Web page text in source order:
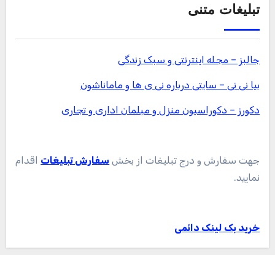
تبلیغات متنی
جالبز – مجله اینترنتی و سبک زندگی
بیا نی نی – سایتی درباره نی ی ها و ماماناشون
دکورز – دکوراسیون منزل و مبلمان اداری و تجاری
جهت سفارش و درج تبلیغات از بخش سفارش تبلیغات اقدام
نمایید.
خرید بک لینک دائمی